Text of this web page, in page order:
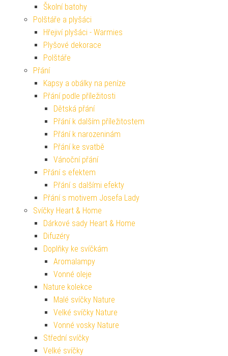
Školní batohy
Polštáře a plyšáci
Hřejiví plyšáci - Warmies
Plyšové dekorace
Polštáře
Přání
Kapsy a obálky na peníze
Přání podle příležitosti
Dětská přání
Přání k dalším příležitostem
Přání k narozeninám
Přání ke svatbě
Vánoční přání
Přání s efektem
Přání s dalšími efekty
Přání s motivem Josefa Lady
Svíčky Heart & Home
Dárkové sady Heart & Home
Difuzéry
Doplňky ke svíčkám
Aromalampy
Vonné oleje
Nature kolekce
Malé svíčky Nature
Velké svíčky Nature
Vonné vosky Nature
Střední svíčky
Velké svíčky